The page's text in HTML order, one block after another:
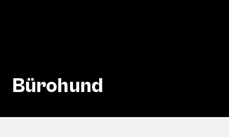
Bürohund